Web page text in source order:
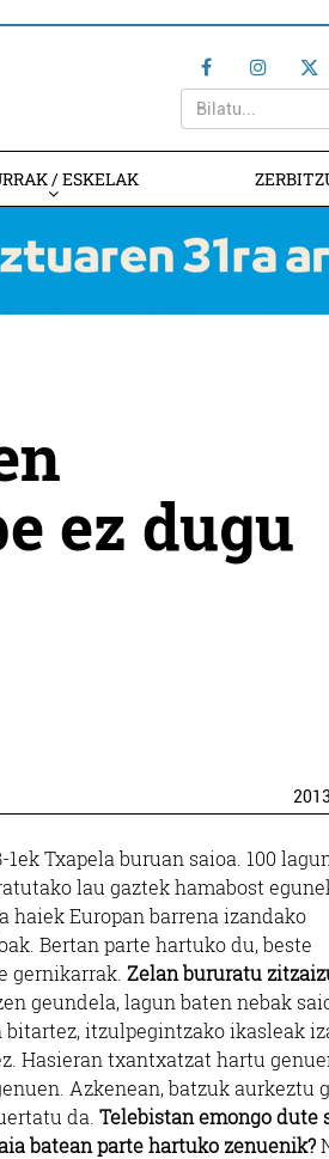
/ ESKELAK
ez dugu
2013
Txapela buruan saioa. 100
lau gaztek hamabost
haiek Europan barrena izandako
Bertan parte hartuko du, beste
gernikarrak. Zelan bururatu
geundela, lagun baten nebak
bitartez, itzulpegintzako ikasleak
Hasieran txantxatzat hartu
Azkenean, batzuk aurkeztu
da. Telebistan emongo dute
batean parte hartuko zenuenik?